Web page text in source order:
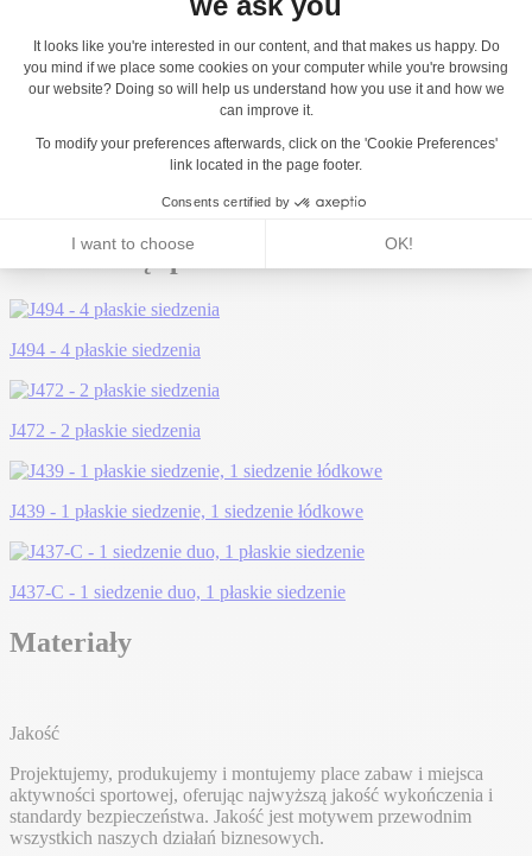
Może Ci się spodobać...
J494 - 4 płaskie siedzenia
J472 - 2 płaskie siedzenia
J439 - 1 płaskie siedzenie, 1 siedzenie łódkowe
J437-C - 1 siedzenie duo, 1 płaskie siedzenie
Materiały
Jakość
Projektujemy, produkujemy i montujemy place zabaw i miejsca
aktywności sportowej, oferując najwyższą jakość wykończenia i
standardy bezpieczeństwa. Jakość jest motywem przewodnim
wszystkich naszych działań biznesowych.